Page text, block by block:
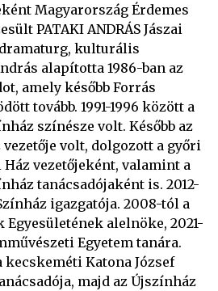
Magyarország Érdemes
PATAKI ANDRÁS Jászai
kulturális
alapította 1986-ban az
amely később Forrás
tovább. 1991-1996 között a
színésze volt. Később az
volt, dolgozott a győri
vezetőjeként, valamint a
tanácsadójaként is. 2012-
igazgatója. 2008-tól a
Egyesületének alelnöke, 2021-
Egyetem tanára.
kecskeméti Katona József
majd az Újszínház